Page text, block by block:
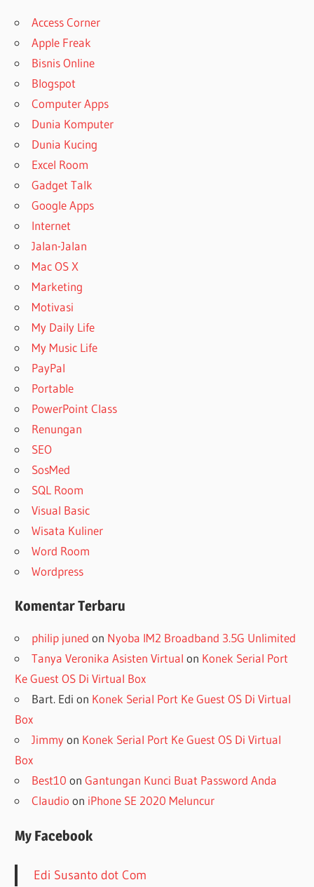
Access Corner
Apple Freak
Bisnis Online
Blogspot
Computer Apps
Dunia Komputer
Dunia Kucing
Excel Room
Gadget Talk
Google Apps
Internet
Jalan-Jalan
Mac OS X
Marketing
Motivasi
My Daily Life
My Music Life
PayPal
Portable
PowerPoint Class
Renungan
SEO
SosMed
SQL Room
Visual Basic
Wisata Kuliner
Word Room
Wordpress
Komentar Terbaru
philip juned on Nyoba IM2 Broadband 3.5G Unlimited
Tanya Veronika Asisten Virtual on Konek Serial Port
Ke Guest OS Di Virtual Box
Bart. Edi on Konek Serial Port Ke Guest OS Di Virtual
Box
Jimmyon Konek Serial Port Ke Guest OS Di Virtual
Box
Best10 onGantungan Kunci Buat Password Anda
Claudio on iPhone SE 2020 Meluncur
My Facebook
Edi Susanto dot Com